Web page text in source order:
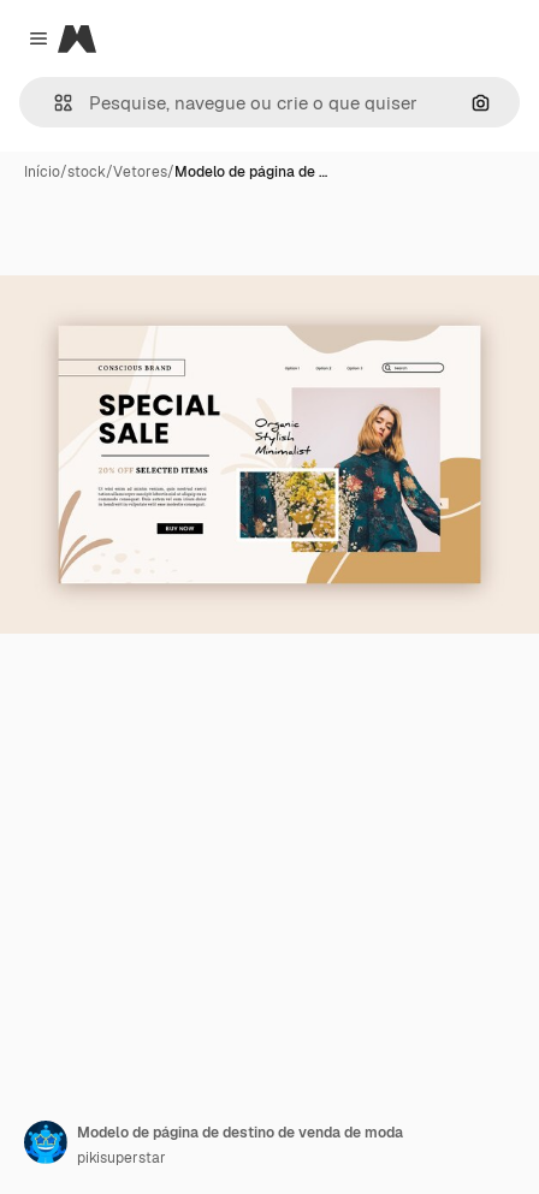
Close menu
Magnific
Início/stock/Vetores/Modelo de página de …
Modelo de página de destino de venda de moda
pikisuperstar